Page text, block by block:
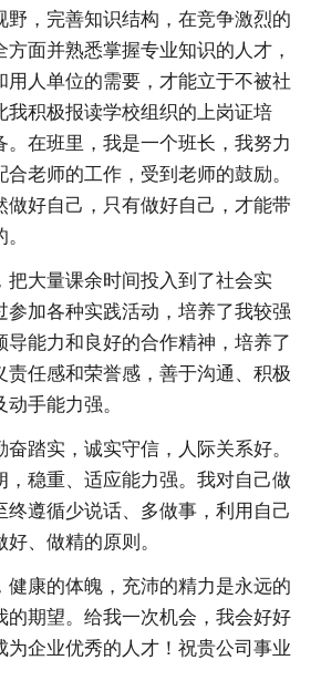
野，完善知识结构，在竞争激烈的
面并熟悉掌握专业知识的人才，
用人单位的需要，才能立于不被社
我积极报读学校组织的上岗证培
。在班里，我是一个班长，我努力
老师的工作，受到老师的鼓励。
做好自己，只有做好自己，才能带
把大量课余时间投入到了社会实
参加各种实践活动，培养了我较强
导能力和良好的合作精神，培养了
责任感和荣誉感，善于沟通、积极
手能力强。
踏实，诚实守信，人际关系好。
，稳重、适应能力强。我对自己做
终遵循少说话、多做事，利用自己
、做精的原则。
健康的体魄，充沛的精力是永远的
的期望。给我一次机会，我会好好
为企业优秀的人才！祝贵公司事业